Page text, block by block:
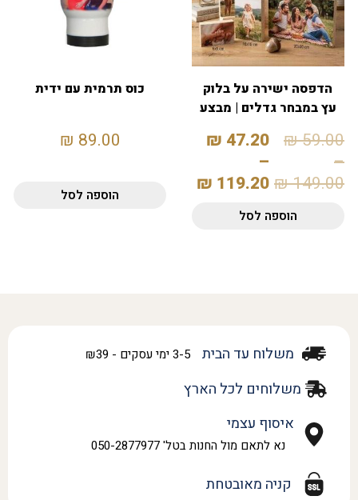
הדפסה ישירה על בלוק
עץ במבחר גדלים | מבצע
59.00
₪
–
149.00
₪
47.20
₪
–
119.20
₪
הוספה לסל
כוס תרמית עם ידית
89.00
₪
הוספה לסל
משלוח עד הבית 3-5 ימי עסקים - ₪39
משלוחים לכל הארץ
איסוף עצמי
נא לתאם מול החנות בטל' 050-2877977
קניה מאובטחת